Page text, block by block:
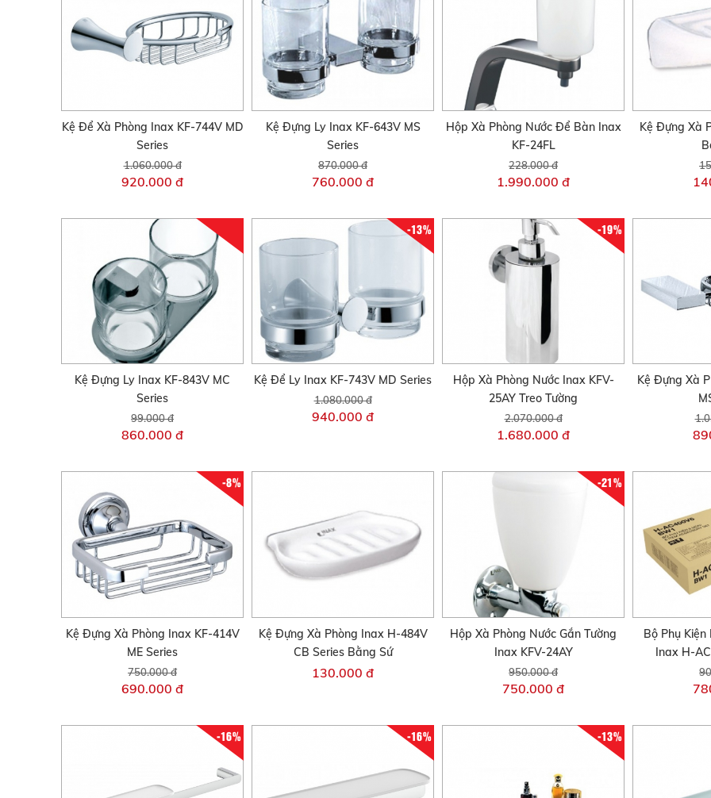
Kệ Để Xà Phòng Inax KF-744V MD
Series
1.060.000 đ
920.000 đ
Kệ Đựng Ly Inax KF-643V MS
Series
870.000 đ
760.000 đ
Hộp Xà Phòng Nước Để Bàn Inax
KF-24FL
228.000 đ
1.990.000 đ
Kệ Đựng Xà
Kệ Đựng Ly Inax KF-843V MC
Series
99.000 đ
860.000 đ
-13%
Kệ Để Ly Inax KF-743V MD Series
1.080.000 đ
940.000 đ
-19%
Hộp Xà Phòng Nước Inax KFV-
25AY Treo Tường
2.070.000 đ
1.680.000 đ
Kệ Đựng Xà
-8%
Kệ Đựng Xà Phòng Inax KF-414V
ME Series
750.000 đ
690.000 đ
Kệ Đựng Xà Phòng Inax H-484V
CB Series Bằng Sứ
130.000 đ
-21%
Hộp Xà Phòng Nước Gắn Tường
Inax KFV-24AY
950.000 đ
750.000 đ
Bộ Phụ
Inax H-
-16% -16% -13%